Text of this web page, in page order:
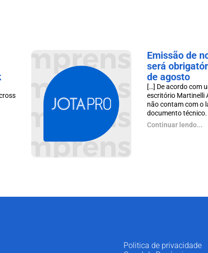
Emissão de
será
de agosto
[…] De acordo com
escritório Martinelli
não contam com o
documento técnico.
Continuar lendo...
Politica de privacidade